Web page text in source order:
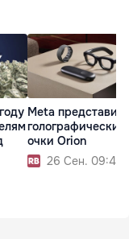
Meta
голографические
очки Orion
26 Сен. 09:43